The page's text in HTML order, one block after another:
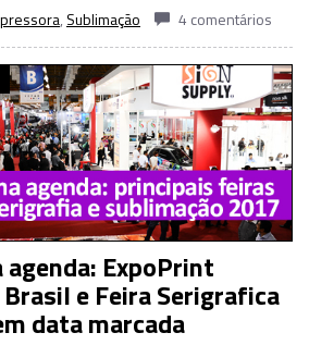
, Sublimação 4 comentários
ExpoPrint
e Feira Serigrafica
data marcada